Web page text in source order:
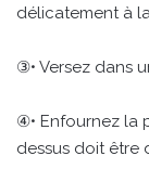
délicatement à
③• Versez dans
④• Enfournez la
dessus doit être